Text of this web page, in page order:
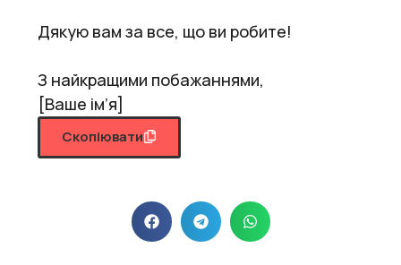
Дякую вам за все, що ви робите!
З найкращими побажаннями,
[Ваше ім’я]
Скопіювати